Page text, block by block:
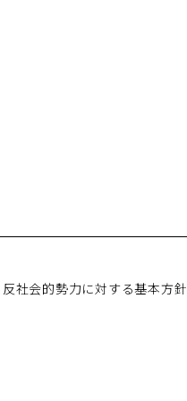
反社会的勢力に対する基本方針